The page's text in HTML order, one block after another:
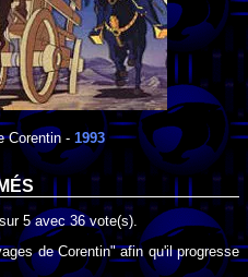
Corentin- 1993
sur 5avec 36vote(s).
de Corentin" afin qu'il progresse